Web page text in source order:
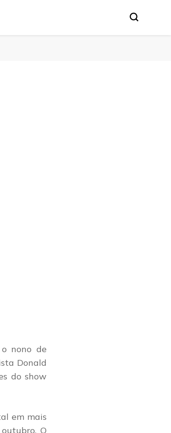
nono de
Donald
do show
em mais
O